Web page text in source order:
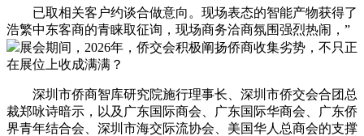
已取相关客户约谈合做意向。现场表态的智能产物获得了
浩繁中东客商的青睐取征询，现场商务洽商氛围强烈热闹，”
展会期间，2026年，侨交会积极阐扬侨商收集劣势，不只正
在展位上收成满满？
深圳市侨商智库研究院施行理事长、深圳市侨交会合团总
裁郑咏诗暗示，以及广东国际商会、广东国际华商会、广东侨
界青年结合会、深圳市海交际流协会、美国华人总商会的支撑